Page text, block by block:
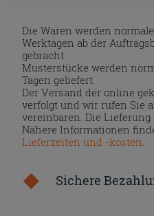
Die Waren werden
Werktagen ab der
gebracht.
Musterstücke werden
Tagen geliefert.
Der Versand der online
verfolgt und wir rufen Sie
vereinbaren. Die
Nähere Informationen
Lieferzeiten und -kosten
Sichere